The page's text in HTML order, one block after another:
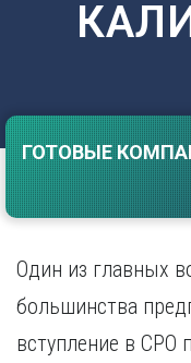
Волгоград
Екатеринбург
И
Иваново
Ижевск
К
Казань
Калининград
ГОТОВЫЕ
Один из главных
большинства
вступление в СРО